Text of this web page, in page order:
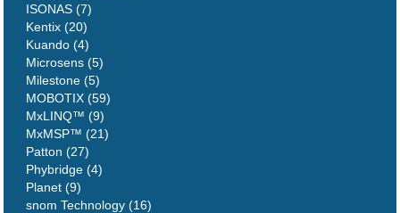
ISONAS (7)
Kentix (20)
Kuando (4)
Microsens (5)
Milestone (5)
MOBOTIX (59)
MxLINQ™ (9)
MxMSP™ (21)
Patton (27)
Phybridge (4)
Planet (9)
snom Technology (16)